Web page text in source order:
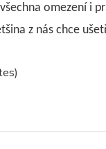
omezení i
z nás chce